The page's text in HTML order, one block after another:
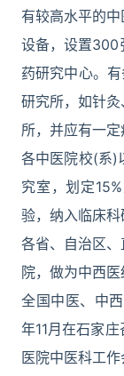
有较高水平的
设备，设置300
药研究中心。
研究所，如针
所，并应有一定
各中医院校(系)
究室，划定
验，纳入临床科
各省、自治区
院，做为中西
全国中医、中
年11月在石家
医院中医科工